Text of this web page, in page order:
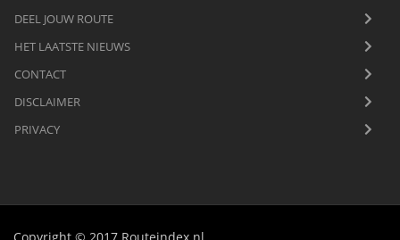
DEEL JOUW ROUTE
HET LAATSTE NIEUWS
CONTACT
DISCLAIMER
PRIVACY
Copyright © 2017 Routeindex.nl